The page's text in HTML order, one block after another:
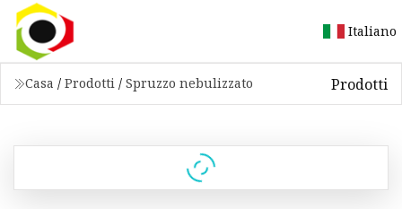
Italiano
Casa / Prodotti / Spruzzo nebulizzato Prodotti